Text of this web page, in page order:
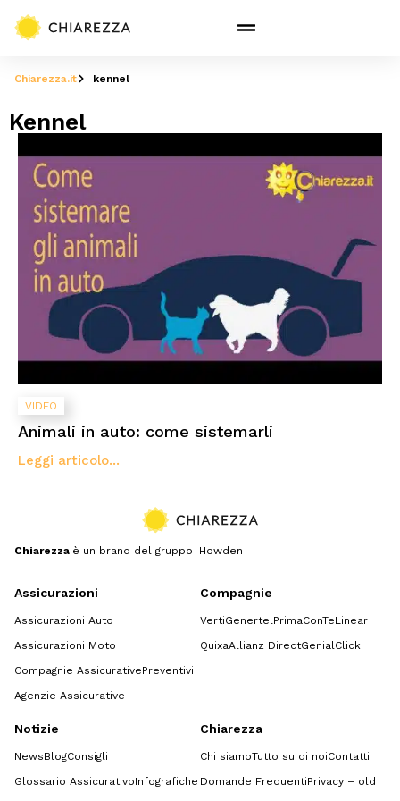
Chiarezza.it kennel
Kennel
VIDEO
Animali in auto: come sistemarli
Leggi articolo...
Chiarezza è un brand del gruppo Howden
Assicurazioni
Assicurazioni Auto
Assicurazioni Moto
Compagnie AssicurativePreventivi
Agenzie Assicurative
Compagnie
VertiGenertel PrimaConTeLinear
QuixaAllianz DirectGenialClick
Notizie
NewsBlogConsigli
Glossario AssicurativoInfografiche
Chiarezza
Chi siamoTutto su di noiContatti
Domande FrequentiPrivacy – old